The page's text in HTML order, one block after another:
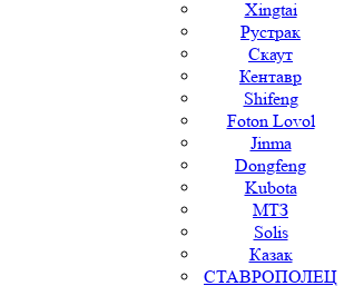
Xingtai
Рустрак
Скаут
Кентавр
Shifeng
Foton Lovol
Jinma
Dongfeng
Kubota
МТЗ
Solis
Казак
СТАВРОПОЛЕЦ